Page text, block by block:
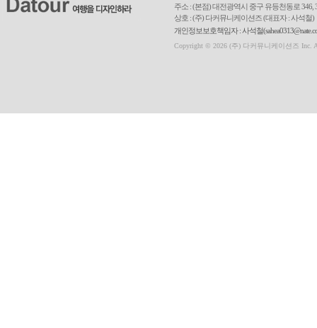
주소 : (본점) 대전광역시 중구 유등천동로
상호 : (주) 다커뮤니케이션즈 (대표자 : 사석철)
개인정보보호책임자 : 사석철
Copyright © 2026 (주) 다커뮤니케이션즈 Inc.